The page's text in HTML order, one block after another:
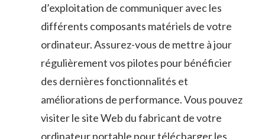
d’exploitation de communiquer avec les
différents composants matériels de​ votre
ordinateur. Assurez-vous de mettre à jour
régulièrement vos pilotes⁢ pour bénéficier
‍des dernières fonctionnalités et
améliorations de performance. Vous pouvez
visiter le ​site Web du fabricant de votre
ordinateur portable ‌pour télécharger les